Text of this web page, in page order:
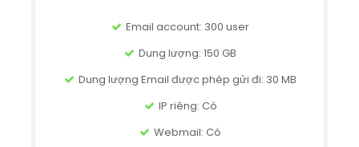
Email account: 300 user
Dung lượng: 150 GB
Dung lượng Email được phép gửi đi: 30 MB
IP riêng: Có
Webmail: Có